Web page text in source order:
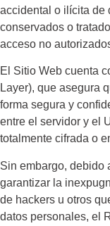
accidental o ilícita de
conservados o
acceso no
El Sitio Web cuenta
Layer), que asegura
forma segura y
entre el servidor y el
totalmente cifrada o
Sin embargo, debido
garantizar la
de hackers u otros
datos personales, el